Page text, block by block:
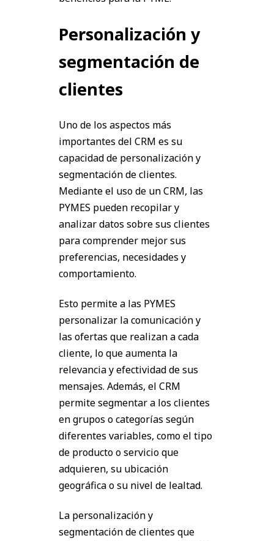
Personalización y
segmentación de
clientes
Uno de los aspectos más
importantes del CRM es su
capacidad de personalización y
segmentación de clientes.
Mediante el uso de un CRM, las
PYMES pueden recopilar y
analizar datos sobre sus clientes
para comprender mejor sus
preferencias, necesidades y
comportamiento.
Esto permite a las PYMES
personalizar la comunicación y
las ofertas que realizan a cada
cliente, lo que aumenta la
relevancia y efectividad de sus
mensajes. Además, el CRM
permite segmentar a los clientes
en grupos o categorías según
diferentes variables, como el tipo
de producto o servicio que
adquieren, su ubicación
geográfica o su nivel de lealtad.
La personalización y
segmentación de clientes que